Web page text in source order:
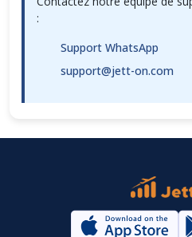
:
Support WhatsApp
support@jett-on.com